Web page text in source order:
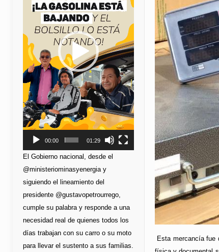
Esta mercancía fue
00:00 01:29
El Gobierno nacional, desde el
@ministeriominasyenergia y
siguiendo el lineamiento del
presidente @gustavopetrourrego,
cumple su palabra y responde a una
necesidad real de quienes todos los
días trabajan con su carro o su moto
para llevar el sustento a sus familias.